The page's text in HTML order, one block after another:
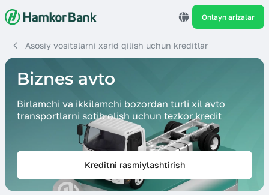
Onlayn arizalar
Asosiy vositalarni xarid qilish uchun kreditlar
Biznes avto
Birlamchi va ikkilamchi bozordan turli xil avto
transportlarni sotib olish uchun tezkor kredit
Kreditni rasmiylashtirish